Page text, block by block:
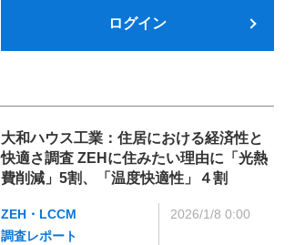
ログイン
大和ハウス工業：住居における経済性と
快適さ調査 ZEHに住みたい理由に「光熱
費削減」5割、「温度快適性」４割
ZEH・LCCM
調査レポート
2026/1/8 0:00